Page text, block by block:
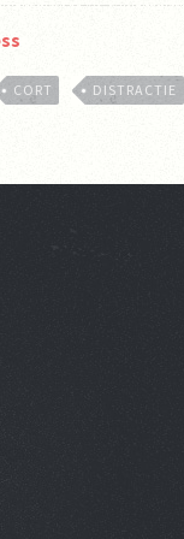
CORT DISTRACTIE